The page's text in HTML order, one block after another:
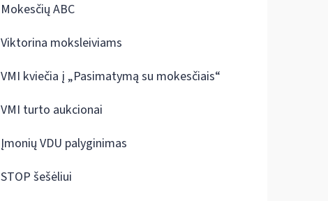
Mokesčių ABC
Viktorina moksleiviams
VMI kviečia į „Pasimatymą su mokesčiais“
VMI turto aukcionai
Įmonių VDU palyginimas
STOP šešėliui